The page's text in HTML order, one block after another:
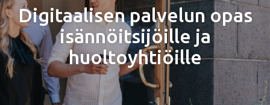
Digitaalisen palvelun opas
isännöitsijöille ja
huoltoyhtiöille